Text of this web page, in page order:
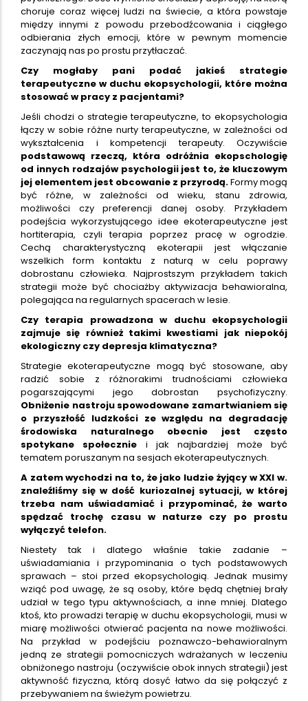
choruje coraz więcej ludzi na świecie, a która powstaje
między innymi z powodu przebodźcowania i ciągłego
odbierania złych emocji, które w pewnym momencie
zaczynają nas po prostu przytłaczać.
Czy mogłaby pani podać jakieś strategie
terapeutyczne w duchu ekopsychologii, które można
stosować w pracy z pacjentami?
Jeśli chodzi o strategie terapeutyczne, to ekopsychologia
łączy w sobie różne nurty terapeutyczne, w zależności od
wykształcenia i kompetencji terapeuty. Oczywiście
podstawową rzeczą, która odróżnia ekopschologię
od innych rodzajów psychologii jest to, że kluczowym
jej elementem jest obcowanie z przyrodą.Formy mogą
być różne, w zależności od wieku, stanu zdrowia,
możliwości czy preferencji danej osoby. Przykładem
podejścia wykorzystującego idee ekoterapeutyczne jest
hortiterapia, czyli terapia poprzez pracę w ogrodzie.
Cechą charakterystyczną ekoterapii jest włączanie
wszelkich form kontaktu z naturą w celu poprawy
dobrostanu człowieka. Najprostszym przykładem takich
strategii może być chociażby aktywizacja behawioralna,
polegająca na regularnych spacerach w lesie.
Czy terapia prowadzona w duchu ekopsychologii
zajmuje się również takimi kwestiami jak niepokój
ekologiczny czy depresja klimatyczna?
Strategie ekoterapeutyczne mogą być stosowane, aby
radzić sobie z różnorakimi trudnościami człowieka
pogarszającymi jego dobrostan psychofizyczny.
Obniżenie nastroju spowodowane zamartwianiem się
o przyszłość ludzkości ze względu na degradację
środowiska naturalnego obecnie jest często
spotykane społecznie i jak najbardziej może być
tematem poruszanym na sesjach ekoterapeutycznych.
A zatem wychodzi na to, że jako ludzie żyjący w XXI w.
znaleźliśmy się w dość kuriozalnej sytuacji, w której
trzeba nam uświadamiać i przypominać, że warto
spędzać trochę czasu w naturze czy po prostu
wyłączyć telefon.
Niestety tak i dlatego właśnie takie zadanie –
uświadamiania i przypominania o tych podstawowych
sprawach – stoi przed ekopsychologią. Jednak musimy
wziąć pod uwagę, że są osoby, które będą chętniej brały
udział w tego typu aktywnościach, a inne mniej. Dlatego
ktoś, kto prowadzi terapię w duchu ekopsychologii, musi w
miarę możliwości otwierać pacjenta na nowe możliwości.
Na przykład w podejściu poznawczo-behawioralnym
jedną ze strategii pomocniczych wdrażanych w leczeniu
obniżonego nastroju (oczywiście obok innych strategii) jest
aktywność fizyczna, którą dosyć łatwo da się połączyć z
przebywaniem na świeżym powietrzu.